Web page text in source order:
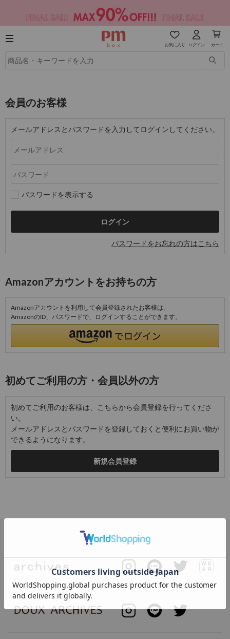
お気に入り ログイン カート
会員のお客様
メールアドレスとパスワードを入力してログインしてください。
パスワードを表示する
パスワードをお忘れの方はこちら
Amazonアカウントをお持ちの方
Amazonアカウントを利用して会員登録されたお客様は、
AmazonのID、パスワードで、ログインすることができます。
初めてご利用の方・会員以外の方
初めてご利用のお客様は、こちらから会員登録を行ってくださ
い。
メールアドレスとパスワードを登録しておくと便利にお買い物が
できるようになります。